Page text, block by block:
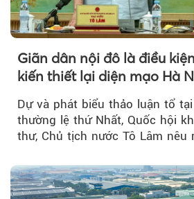
Giãn dân nội đô là điều
kiến thiết lại diện mạo Hà
Dự và phát biểu thảo luận tổ
thường lệ thứ Nhất, Quốc hội
thư, Chủ tịch nước Tô Lâm nêu